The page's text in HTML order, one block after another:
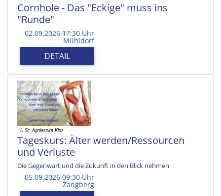
Cornhole - Das "Eckige" muss ins
"Runde"
02.09.2026 17:30 Uhr
Mühldorf
DETAIL
Tageskurs: Älter werden/Ressourcen
und Verluste
Die Gegenwart und die Zukunft in den Blick nehmen
05.09.2026 09:30 Uhr
Zangberg